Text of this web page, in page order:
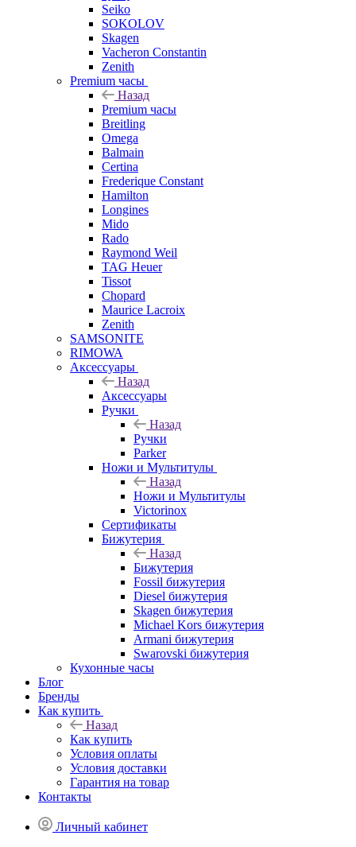
Seiko
SOKOLOV
Skagen
Vacheron Constantin
Zenith
Premium часы
Назад
Premium часы
Breitling
Omega
Balmain
Certina
Frederique Constant
Hamilton
Longines
Mido
Rado
Raymond Weil
TAG Heuer
Tissot
Chopard
Maurice Lacroix
Zenith
SAMSONITE
RIMOWA
Аксессуары
Назад
Аксессуары
Ручки
Назад
Ручки
Parker
Ножи и Мультитулы
Назад
Ножи и Мультитулы
Victorinox
Сертификаты
Бижутерия
Назад
Бижутерия
Fossil бижутерия
Diesel бижутерия
Skagen бижутерия
Michael Kors бижутерия
Armani бижутерия
Swarovski бижутерия
Кухонные часы
Блог
Бренды
Как купить
Назад
Как купить
Условия оплаты
Условия доставки
Гарантия на товар
Контакты
Личный кабинет